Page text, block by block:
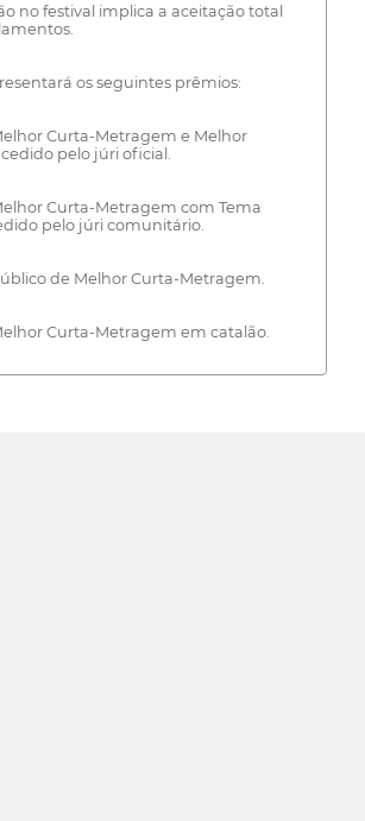
no festival implica a aceitação total
os seguintes prêmios:
Curta-Metragem e Melhor
pelo júri oficial.
Curta-Metragem com Tema
pelo júri comunitário.
de Melhor Curta-Metragem.
Curta-Metragem em catalão.